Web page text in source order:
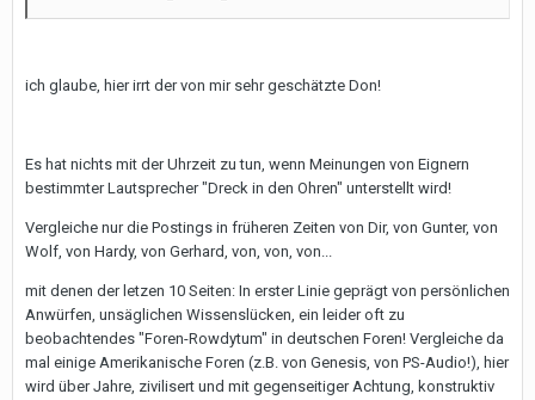
ich glaube, hier irrt der von mir sehr geschätzte Don!
Es hat nichts mit der Uhrzeit zu tun, wenn Meinungen von Eignern
bestimmter Lautsprecher "Dreck in den Ohren" unterstellt wird!
Vergleiche nur die Postings in früheren Zeiten von Dir, von Gunter, von
Wolf, von Hardy, von Gerhard, von, von, von...
mit denen der letzen 10 Seiten: In erster Linie geprägt von persönlichen
Anwürfen, unsäglichen Wissenslücken, ein leider oft zu
beobachtendes "Foren-Rowdytum" in deutschen Foren! Vergleiche da
mal einige Amerikanische Foren (z.B. von Genesis, von PS-Audio!), hier
wird über Jahre, zivilisert und mit gegenseitiger Achtung, konstruktiv